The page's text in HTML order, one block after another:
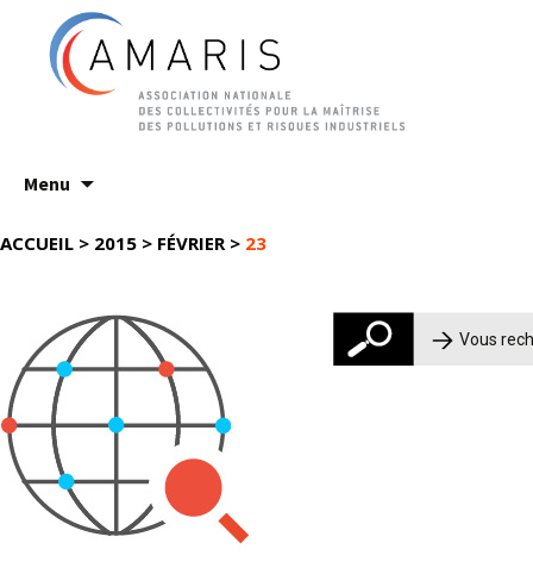
Menu
au
ACCUEIL > 2015 > FÉVRIER> 23
Rechercher :